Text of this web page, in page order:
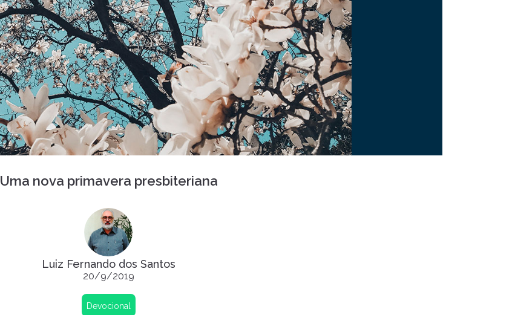
Uma nova primavera presbiteriana
Luiz Fernando dos Santos
20/9/2019
Devocional